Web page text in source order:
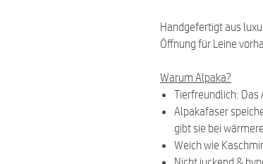
Handgefertigt aus
Öffnung für Leine
Warum Alpaka?
Tierfreundlich: Das
Alpakafaser
gibt sie bei
Weich wie